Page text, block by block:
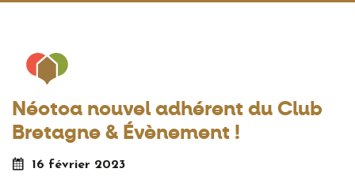
Néotoa nouvel adhérent du Club
Bretagne & Évènement !
16 février 2023